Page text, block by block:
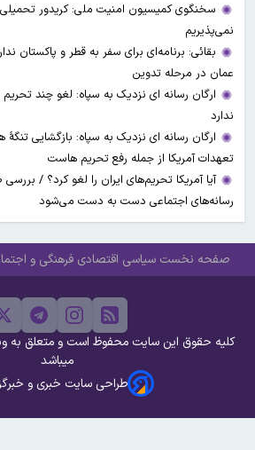
سخنگوی کمیسیون امنیت ملی: کریدور تحمیلی
نمی‌پذیریم
بقائی: برنامه‌ای برای سفر به قطر و پاکستان
عمان در مرحله تدوین
ارگان رسانه ای نزدیک به سپاه: لغو چند تحریم
ندارد
ارگان رسانه ای نزدیک به سپاه: بازگشایی تنگۀ
تعهدات آمریکا از جمله رفع تحریم هاست
آیا آمریکا تحریم‌های ایران را لغو کرد؟ /
رسانه‌های اجتماعی دست به دست می‌شود
صفحه نخست سیاسی اقتصادی فرهنگی و
کلیه حقوق این سایت محفوظ است و متعلق به
میباشد
طراحی سایت خبری و